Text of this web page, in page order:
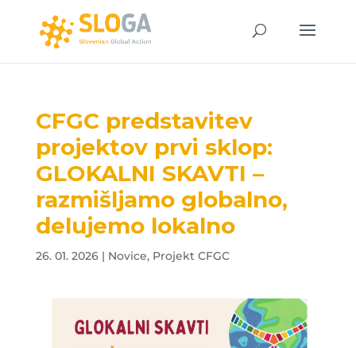
CFGC predstavitev
projektov prvi sklop:
GLOKALNI SKAVTI –
razmišljamo globalno,
delujemo lokalno
26. 01. 2026| Novice, Projekt CFGC